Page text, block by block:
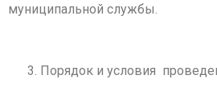
муниципальной службы.
Порядок и условия